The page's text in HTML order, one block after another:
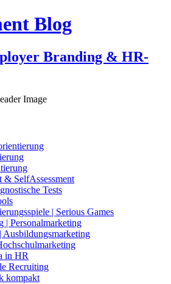
Blog
Branding & HR-
& SelfAssessment
Tests
| Serious Games
| Personalmarketing
Ausbildungsmarketing
in HR
Recruiting
kompakt